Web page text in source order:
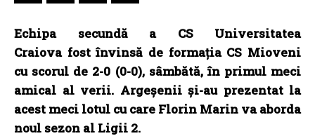
Echipa secundă a CS Universitatea
Craiova fost învinsă de formația CS Mioveni
cu scorul de 2-0 (0-0), sâmbătă, în primul meci
amical al verii. Argeșenii și-au prezentat la
acest meci lotul cu care Florin Marin va aborda
noul sezon al Ligii 2.